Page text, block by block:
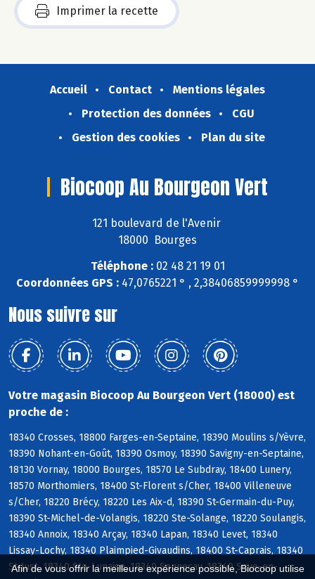
Afin de vous offrir la meilleure expérience possible, Biocoop utilise
Imprimer la recette
Accueil Contact
Mentions légales
Protection des données
CGU
Gestion des cookies
Plan du site
Biocoop Au Bourgeon Vert
121 boulevard de l'Avenir
18000 Bourges
Téléphone :02 48 21 19 01
Coordonnées GPS : 47,0765221 ° , 2,38406859999998 °
Nous suivre sur
Votre magasin Biocoop Au Bourgeon Vert (18000) est
proche de :
18340 Crosses, 18800 Farges-en-Septaine, 18390 Moulins s/Yèvre,
18390 Nohant-en-Goût, 18390 Osmoy, 18390 Savigny-en-Septaine,
18130 Vornay, 18000 Bourges, 18570 Le Subdray, 18400 Lunery,
18570 Morthomiers, 18400 St-Florent s/Cher, 18400 Villeneuve
s/Cher, 18220 Brécy, 18220 Les Aix-d, 18390 St-Germain-du-Puy,
18390 St-Michel-de-Volangis, 18220 Ste-Solange, 18220 Soulangis,
18340 Annoix, 18340 Arçay, 18340 Lapan, 18340 Levet, 18340
Lissay-Lochy, 18340 Plaimpied-Givaudins, 18400 St-Caprais, 18340
St-Just, 18340 Ste-Lunaise, 18340 Senneçay, 18340 Soye-en-